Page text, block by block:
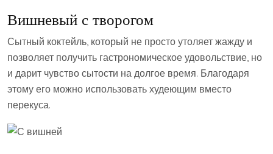
Вишневый с творогом
Сытный коктейль, который не просто утоляет жажду и
позволяет получить гастрономическое удовольствие, но
и дарит чувство сытости на долгое время. Благодаря
этому его можно использовать худеющим вместо
перекуса.